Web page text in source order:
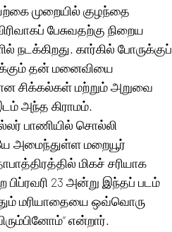
முறையில் குழந்தை
பேசுவதற்கு நிறைய
கார்கில் போருக்குப்
தன் மனைவியை
சிக்கல்கள் மற்றும் அறுவை
அந்த கிராமம்.
பாணியில் சொல்லி
அமைந்துள்ள மறையூர்
மிகச் சரியாக
பிப்ரவரி 23 அன்று இந்தப் படம்
மரியாதையை ஒவ்வொரு
என்றார்.